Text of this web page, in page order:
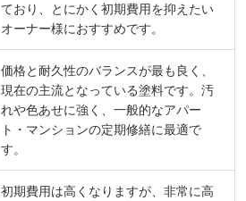
ており、とにかく初期費用を抑えたい
オーナー様におすすめです。
価格と耐久性のバランスが最も良く、
現在の主流となっている塗料です。汚
れや色あせに強く、一般的なアパー
ト・マンションの定期修繕に最適で
す。
初期費用は高くなりますが、非常に高